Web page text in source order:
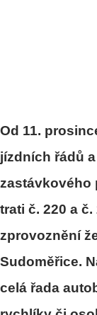
Od 11.
jízdních řádů
zastávkového
trati č. 220 a
zprovoznění
Sudoměřice.
celá řada